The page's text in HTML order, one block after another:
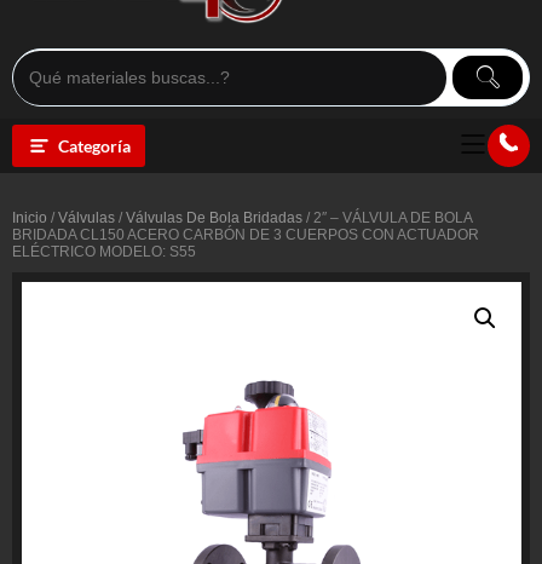
Categoría
Inicio / Válvulas / Válvulas De Bola Bridadas / 2″ – VÁLVULA DE BOLA
BRIDADA CL150 ACERO CARBÓN DE 3 CUERPOS CON ACTUADOR
ELÉCTRICO MODELO: S55